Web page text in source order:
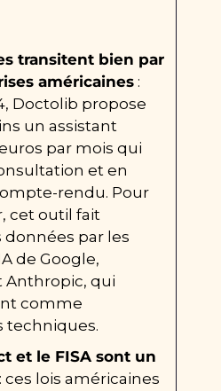
transitent bien par
américaines :
Doctolib propose
un assistant
par mois qui
et en
rendu. Pour
cet outil fait
données par les
de Google,
Anthropic, qui
comme
techniques.
et le FISA sont un
: ces lois américaines